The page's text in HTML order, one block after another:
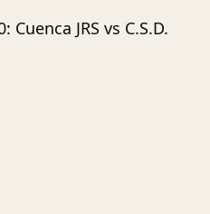
Cuenca JRS vs C.S.D.